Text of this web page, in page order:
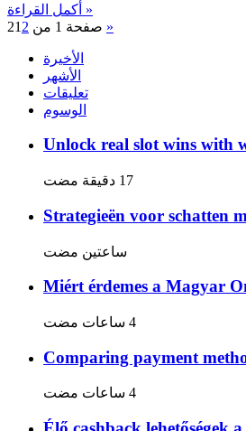
أكمل القراءة »
صفحة 1 من 2
1 2 »
الأخيرة
الأشهر
تعليقات
الوسوم
Unlock real slot wins with
Strategieën voor schatten
‏ساعتين مضت
Miért érdemes a Magyar
Comparing payment